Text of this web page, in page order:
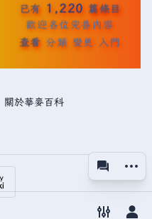
視圖
更多
已有 1,220 篇條目
歡迎各位完善內容
查看 分類 變更 入門
關於華麥百科